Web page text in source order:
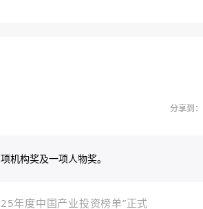
分享到：
机构奖及一项人物奖。
年度中国产业投资榜单”正式